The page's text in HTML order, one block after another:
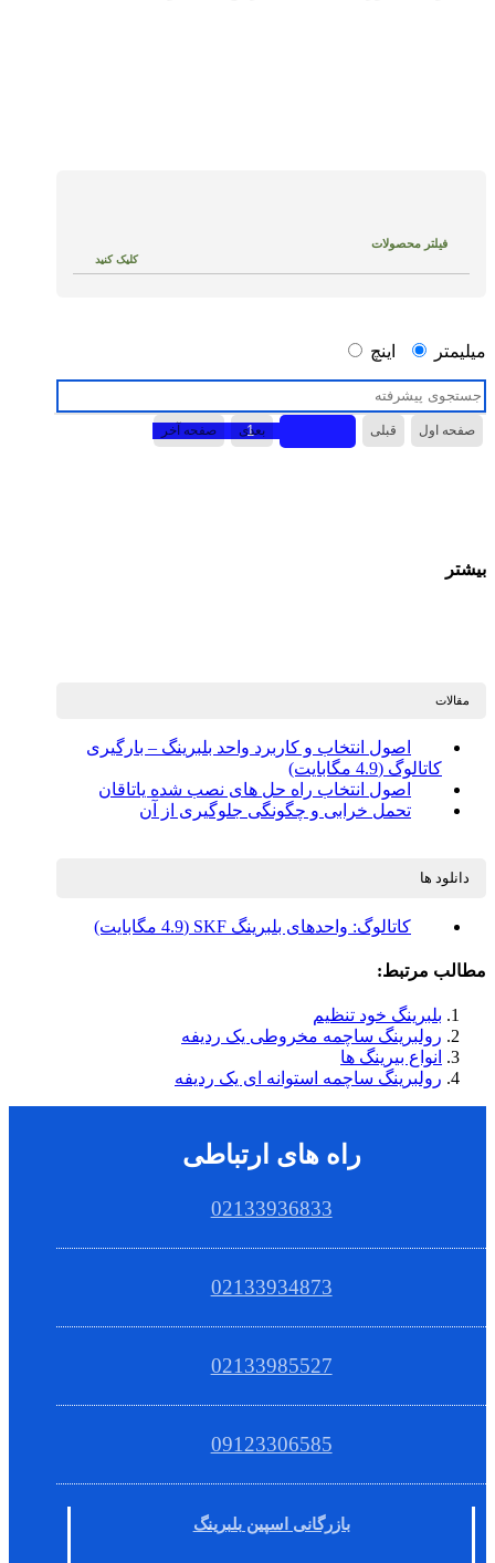
فیلتر محصولات
کلیک کنید
Bearing outside diameter
Designation
میلیمتر اینچ
صفحه اول قبلی بعدی صفحه آخر
بیشتر
مقالات
اصول انتخاب و کاربرد واحد بلبرینگ – بارگیری
کاتالوگ (4.9 مگابایت)
اصول انتخاب راه حل های نصب شده یاتاقان
تحمل خرابی و چگونگی جلوگیری از آن
دانلود ها
کاتالوگ: واحدهای بلبرینگ SKF (4.9 مگابایت)
مطالب مرتبط:
بلبرینگ خود تنظیم
رولبرینگ ساچمه مخروطی یک ردیفه
انواع بیرینگ ها
رولبرینگ ساچمه استوانه ای یک ردیفه
راه های ارتباطی
02133936833
02133934873
02133985527
09123306585
بازرگانی اسپین بلبرینگ